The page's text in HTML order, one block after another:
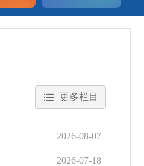
更多栏目
2026-08-07
2026-07-18